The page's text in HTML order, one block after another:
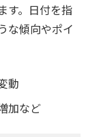
す。日付を指
な傾向やポイ
動
加など